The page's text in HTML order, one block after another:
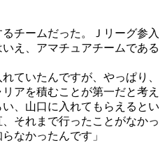
チームだった。Ｊリーグ参入
え、アマチュアチームである
ていたんですが、やっぱり、
アを積むことが第一だと考え
、山口に入れてもらえるとい
それまで行ったことがなかっ
なかったんです」